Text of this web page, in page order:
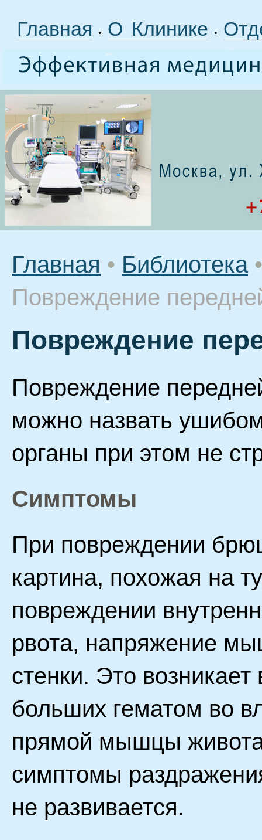
Главная • О Клинике •
Главная • Библиотека •
Повреждение
Повреждение
Повреждение
можно назвать
органы при этом не
Симптомы
При повреждении
картина, похожая на
повреждении
рвота, напряжение
стенки. Это
больших гематом во
прямой мышцы
симптомы
не развивается.